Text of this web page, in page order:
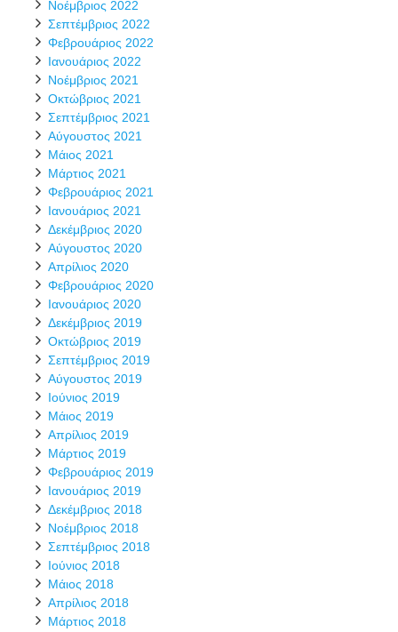
Νοέμβριος 2022
Σεπτέμβριος 2022
Φεβρουάριος 2022
Ιανουάριος 2022
Νοέμβριος 2021
Οκτώβριος 2021
Σεπτέμβριος 2021
Αύγουστος 2021
Μάιος 2021
Μάρτιος 2021
Φεβρουάριος 2021
Ιανουάριος 2021
Δεκέμβριος 2020
Αύγουστος 2020
Απρίλιος 2020
Φεβρουάριος 2020
Ιανουάριος 2020
Δεκέμβριος 2019
Οκτώβριος 2019
Σεπτέμβριος 2019
Αύγουστος 2019
Ιούνιος 2019
Μάιος 2019
Απρίλιος 2019
Μάρτιος 2019
Φεβρουάριος 2019
Ιανουάριος 2019
Δεκέμβριος 2018
Νοέμβριος 2018
Σεπτέμβριος 2018
Ιούνιος 2018
Μάιος 2018
Απρίλιος 2018
Μάρτιος 2018